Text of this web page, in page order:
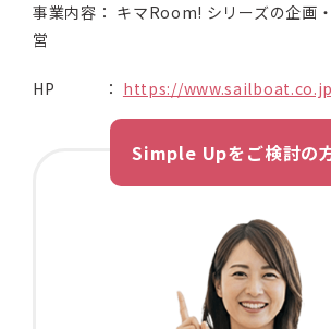
事業内容： キマRoom! シリーズの企画
営
HP ： https://
Simple Upをご検討の